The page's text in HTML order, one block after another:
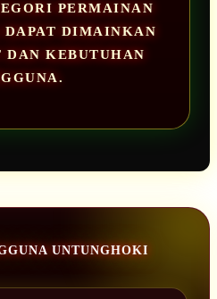
PERMAINAN
DAPAT DIMAINKAN
DAN KEBUTUHAN
UNTUNGHOKI